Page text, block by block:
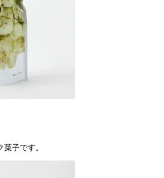
子です。